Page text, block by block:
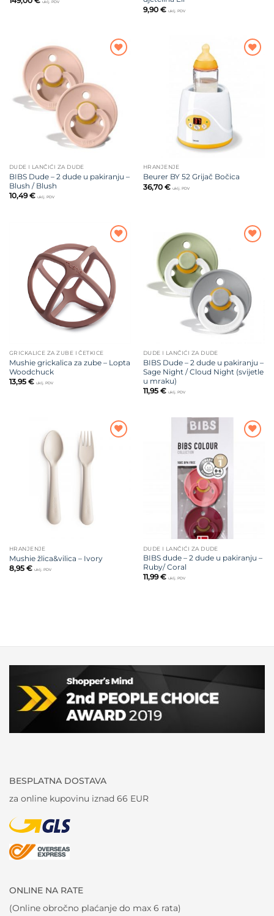
uklj. PDV
9,90 € uklj. PDV
DUDE I LANČIĆI ZA DUDE
BIBS Dude – 2 dude u pakiranju –
Blush / Blush
10,49€ uklj. PDV
HRANJENJE
Beurer BY 52 Grijač Bočica
36,70 € uklj. PDV
na listu
želja
GRICKALICE ZA ZUBE I ČETKICE
Mushie grickalica za zube – Lopta
Woodchuck
13,95 € uklj. PDV
DUDE I LANČIĆI ZA DUDE
BIBS Dude – 2 dude u pakiranju –
Sage Night / Cloud Night (svijetle
u mraku)
11,95 € uklj. PDV
HRANJENJE
Mushie žlica&vilica – Ivory
8,95 € uklj. PDV
DUDE I LANČIĆI ZA DUDE
BIBS dude – 2 dude u pakiranju –
Ruby/ Coral
11,99€ uklj. PDV
BESPLATNA DOSTAVA
za online kupovinu iznad 66 EUR
ONLINE NA RATE
(Online obročno plaćanje do max 6 rata)